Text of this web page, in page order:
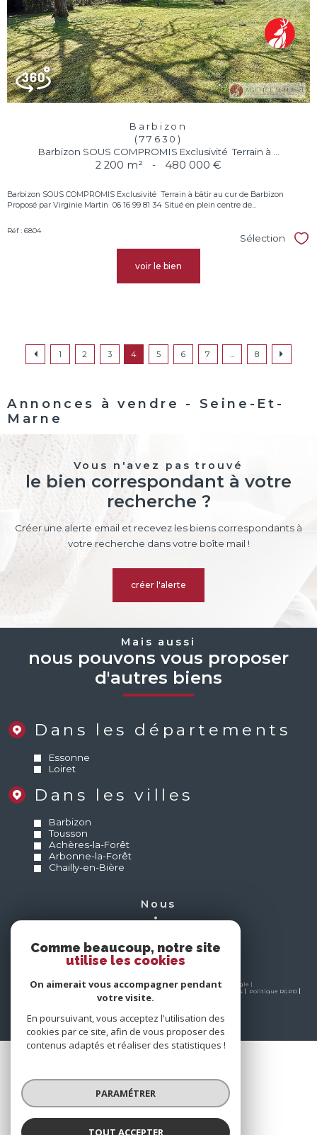
Barbizon
(77630)
Barbizon SOUS COMPROMIS Exclusivité  Terrain à ...
2 200 m² - 480 000 €
Barbizon SOUS COMPROMIS Exclusivité  Terrain à bâtir au cur de Barbizon
Proposé par Virginie Martin  06 16 99 81 34 Situé en plein centre de...
Réf : 6804
Sélection
voir le bien
1 2 3 4 5 6 7 8
Annonces à vendre - Seine-Et-
Marne
Vous n'avez pas trouvé
le bien correspondant à votre
recherche ?
Créer une alerte email et recevez les biens correspondants à
votre recherche dans votre boîte mail !
créer l'alerte
Mais aussi
nous pouvons vous proposer
d'autres biens
Dans les départements
Essonne
Loiret
Dans les villes
Barbizon
Tousson
Achères-la-Forêt
Arbonne-la-Forêt
Chailly-en-Bière
nous
suivre
© 2026 | Tous droits réservés | Traduction powered by Google |
Mentions légales Admin Partenaires
Politique RGPD
Cookies
Comme beaucoup, notre site
utilise les cookies
On aimerait vous accompagner pendant
votre visite.
En poursuivant, vous acceptez l'utilisation des
cookies par ce site, afin de vous proposer des
contenus adaptés et réaliser des statistiques !
PARAMÉTRER
TOUT ACCEPTER